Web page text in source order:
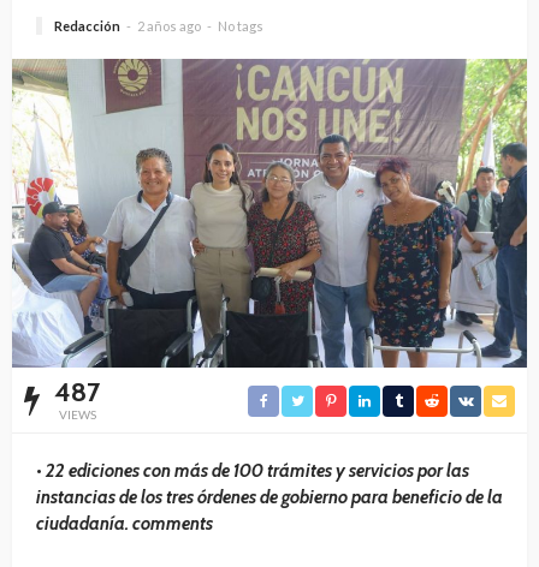
Redacción 2 años ago No tags
487
VIEWS
•22 ediciones con más de 100 trámites y servicios por las
instancias de los tres órdenes de gobierno para beneficio de la
ciudadanía. comments